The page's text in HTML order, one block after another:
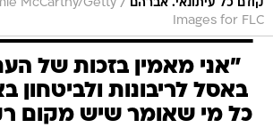
קודם כל עיתונאי. אברהם /
McCarthy/Getty
Images for FLC
"אני מאמין בזכות של
באסל לריבונות ולביטחון
כל מי שאומר שיש מקום